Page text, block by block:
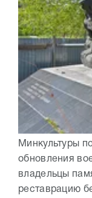
Минкультуры
обновления
владельцы
реставрацию